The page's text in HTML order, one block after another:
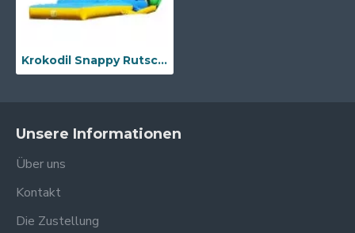
Krokodil Snappy Rutsche
Unsere Informationen
Über uns
Kontakt
Die Zustellung